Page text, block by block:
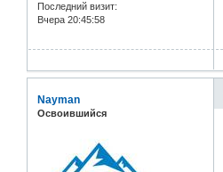
Последний визит:
Вчера 20:45:58
Nayman
Освоившийся